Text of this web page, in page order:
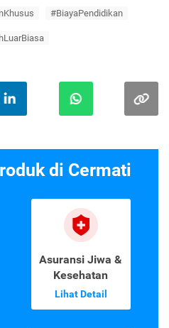
#BiayaPendidikan
di Cermati
Asuransi Jiwa &
Kesehatan
Lihat Detail